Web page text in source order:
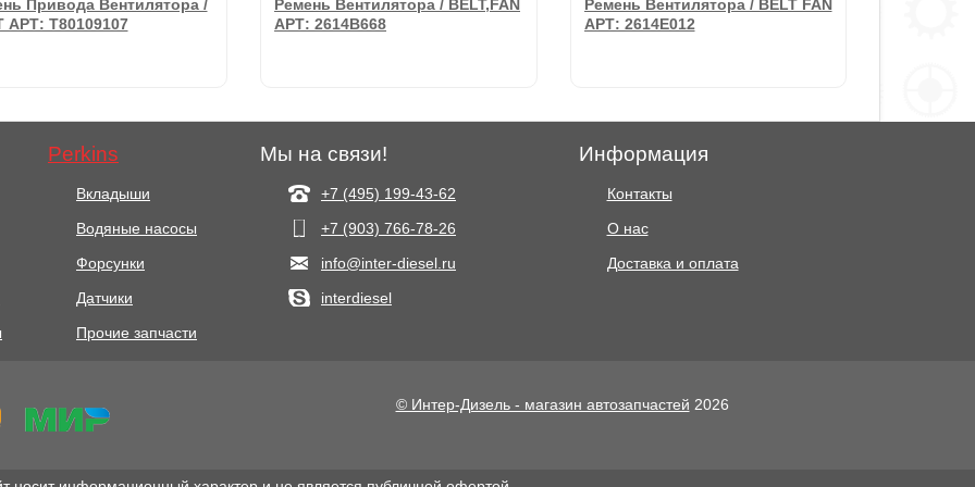
Привода Вентилятора /
АРТ: T80109107
1294 руб.
Привода Вентилятора /
АРТ: T80109107
Ремень Вентилятора / BELT,FAN
АРТ: 2614B668
2805 руб.
Ремень Вентилятора / BELT,FAN
Ремень Вентилятора / BELT FAN
АРТ: 2614E012
6073 руб.
Perkins
Вкладыши
Водяные насосы
Форсунки
Датчики
Прочие запчасти
Мы на связи!
+7 (495) 199-43-62
+7 (903) 766‑78-26
info@inter-diesel.ru
interdiesel
Информация
Контакты
О нас
Доставка и оплата
© Интер-Дизель - магазин автозапчастей 2026